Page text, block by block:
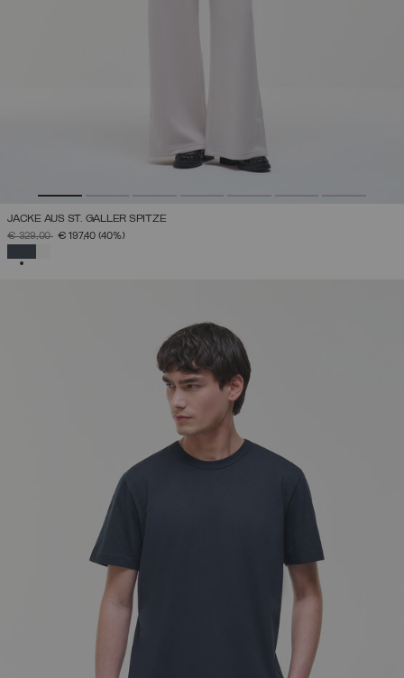
JACKE AUS ST. GALLER SPITZE
PREIS REDUZIERT VON
€ 329,00AUF
€ 197,40 (40%)